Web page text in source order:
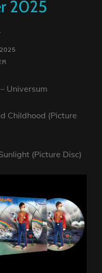
2025
Universum
Childhood (Picture
(Picture Disc)